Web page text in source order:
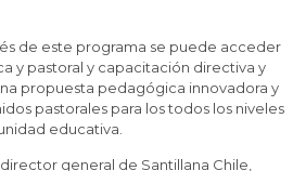
de este programa se puede acceder
y pastoral y capacitación directiva y
propuesta pedagógica innovadora y
pastorales para los todos los niveles
educativa.
general de Santillana Chile,